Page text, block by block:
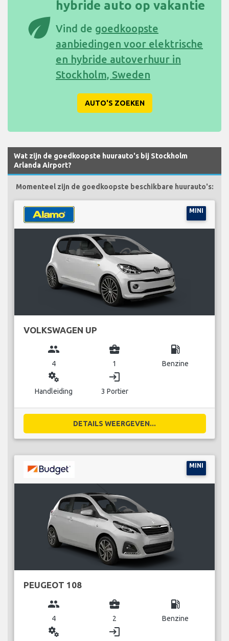
eco
hybride auto op vakantie
Vind de goedkoopste
aanbiedingen voor elektrische
en hybride autoverhuur in
Stockholm, Sweden
AUTO'S ZOEKEN
Wat zijn de goedkoopste huurauto's bij Stockholm
Arlanda Airport?
Momenteel zijn de goedkoopste beschikbare huurauto's:
MINI
VOLKSWAGEN UP
group
4
business_center
1
local_gas_station
Benzine
miscellaneous_services
Handleiding
login
3 Portier
DETAILS WEERGEVEN...
MINI
PEUGEOT 108
group
4
business_center
2
local_gas_station
Benzine
miscellaneous_services login